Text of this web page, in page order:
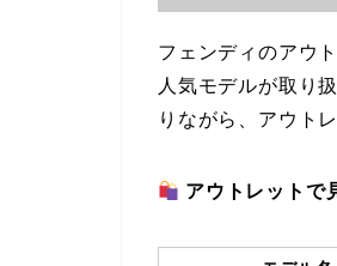
フェンディのアウ
人気モデルが取り
りながら、アウト
アウトレットで